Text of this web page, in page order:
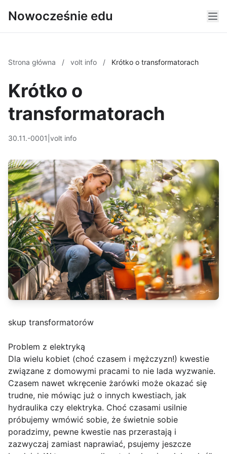
Nowocześnie edu
Strona główna / volt info / Krótko o transformatorach
Krótko o
transformatorach
30.11.-0001 volt info
skup transformatorów
Problem z elektryką
Dla wielu kobiet (choć czasem i mężczyzn!) kwestie
związane z domowymi pracami to nie lada wyzwanie.
Czasem nawet wkręcenie żarówki może okazać się
trudne, nie mówiąc już o innych kwestiach, jak
hydraulika czy elektryka. Choć czasami usilnie
próbujemy wmówić sobie, że świetnie sobie
poradzimy, pewne kwestie nas przerastają i
zazwyczaj zamiast naprawiać, psujemy jeszcze